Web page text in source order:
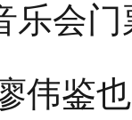
乐会
伟鉴